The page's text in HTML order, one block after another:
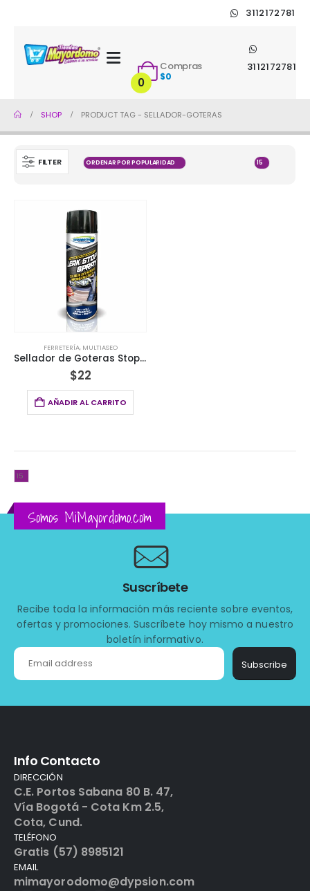
3112172781
3112172781
0
Compras
$0
SHOP PRODUCT TAG - SELLADOR-GOTERAS
FILTER
FERRETERÍA, MULTIASEO
Sellador de Goteras Stop Leaks Rehoboth® 500ml
$22
AÑADIR AL CARRITO
Somos MiMayordomo.com
Suscríbete
Recibe toda la información más reciente sobre eventos,
ofertas y promociones. Suscríbete hoy mismo a nuestro
boletín informativo.
Subscribe
Info Contacto
DIRECCIÓN
C.E. Portos Sabana 80 B. 47,
Vía Bogotá - Cota Km 2.5,
Cota, Cund.
TELÉFONO
Gratis (57) 8985121
EMAIL
mimayorodomo@dypsion.com